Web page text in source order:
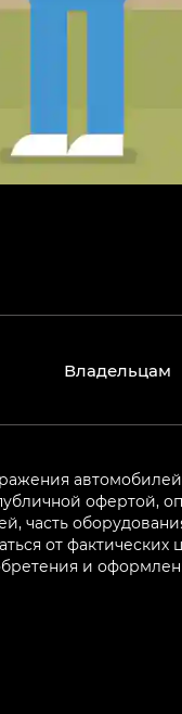
Владельцам
офертой,
часть
от
и